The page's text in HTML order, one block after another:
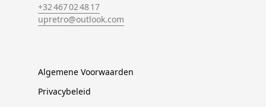
+32 467 02 48 17
upretro@outlook.com
Algemene Voorwaarden
Privacybeleid